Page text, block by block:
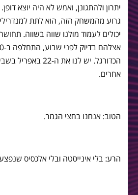
יתרון ולהתגונן, ואמש לא היה יוצא
גרוע מהמשחק הזה, הוא לתת
יכולים לעמוד מולנו שווה בשווה.
הכדורגל. יש לנו את ה-
אחרים.
הטוב: אנחנו בחצי הגמר.
הרע: בלי אינייסטה ובלי אלכסיס